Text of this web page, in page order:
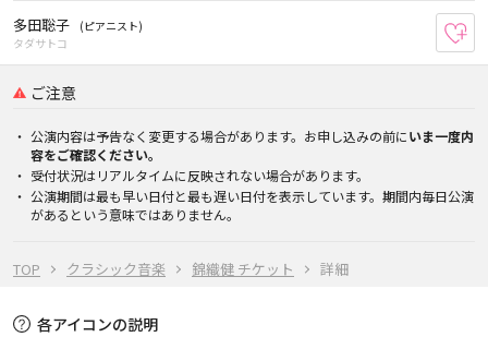
TOP クラシック音楽 錦織健 チケット 詳細
多田聡子
(ピアニスト)
タダサトコ
ご注意
公演内容は予告なく変更する場合があります。お申し込みの前にいま一度内
容をご確認ください。
受付状況はリアルタイムに反映されない場合があります。
公演期間は最も早い日付と最も遅い日付を表示しています。期間内毎日公演
があるという意味ではありません。
各アイコンの説明